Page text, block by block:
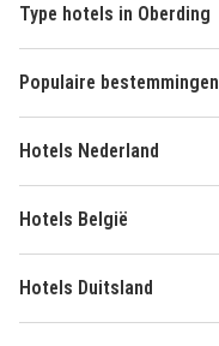
Type hotels in Oberding
Populaire bestemmingen
Hotels Nederland
Hotels België
Hotels Duitsland